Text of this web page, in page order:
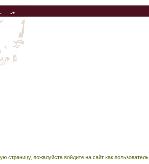
страницу, пожалуйста войдите на сайт как пользователь.